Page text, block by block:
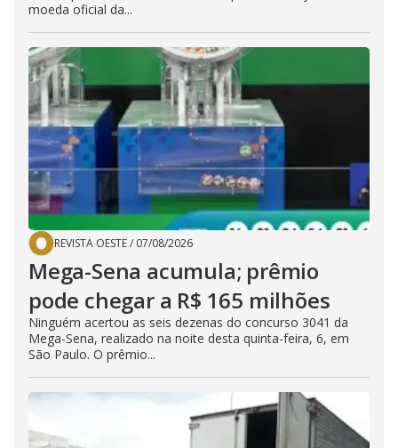
moeda oficial da...
REVISTA OESTE/ 07/08/2026
Mega-Sena acumula; prêmio
pode chegar a R$ 165 milhões
Ninguém acertou as seis dezenas do concurso 3041 da
Mega-Sena, realizado na noite desta quinta-feira, 6, em
São Paulo. O prêmio...